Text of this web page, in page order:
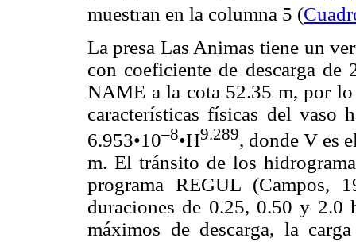
muestran en la columna 5 (
La presa Las Animas tiene un
con coeficiente de descarga de
NAME a la cota 52.35 m, por
características físicas del
6.953•10–8•H9.289, donde V es
m. El tránsito de los
programa REGUL (Campos,
duraciones de 0.25, 0.50 y 2.0
máximos de descarga, la